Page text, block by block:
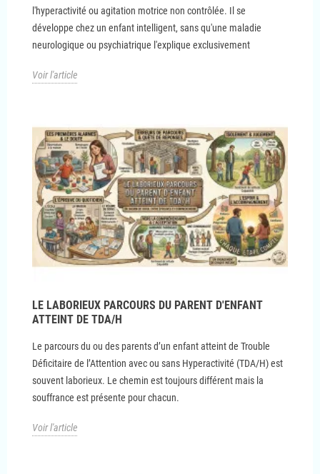
l'hyperactivité ou agitation motrice non contrôlée. Il se
développe chez un enfant intelligent, sans qu'une maladie
neurologique ou psychiatrique l'explique exclusivement
Voir l'article
LE LABORIEUX PARCOURS DU PARENT D'ENFANT
ATTEINT DE TDA/H
Le parcours du ou des parents d’un enfant atteint de Trouble
Déficitaire de l’Attention avec ou sans Hyperactivité (TDA/H) est
souvent laborieux. Le chemin est toujours différent mais la
souffrance est présente pour chacun.
Voir l'article